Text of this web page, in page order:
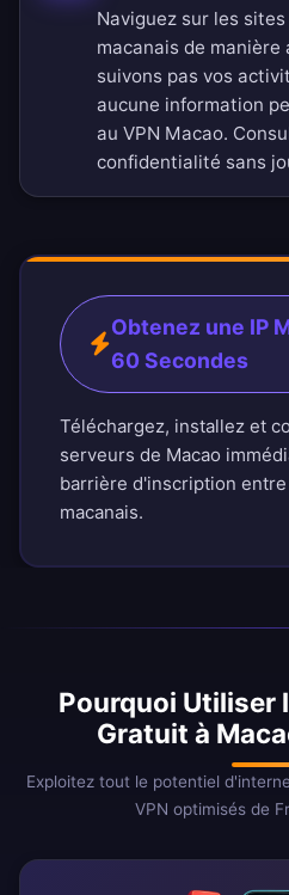
Naviguez sur les
macanais de manière
suivons pas vos
aucune information
au VPN Macao.
confidentialité sans
Obtenez une IP
60 Secondes
Téléchargez, installez et
serveurs de Macao
barrière d'inscription
macanais.
Pourquoi Utiliser
Gratuit à
Exploitez tout le potentiel
VPN optimisés de